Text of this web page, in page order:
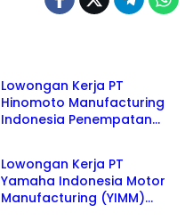
Lowongan Kerja PT
Hinomoto Manufacturing
Indonesia Penempatan
KARAWANG
Lowongan Kerja PT
Yamaha Indonesia Motor
Manufacturing (YIMM)
KARAWANG